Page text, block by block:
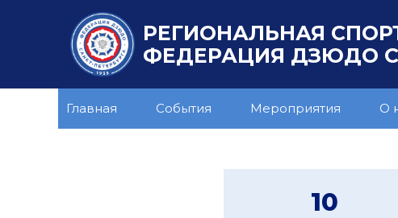
РЕГИОНАЛЬНАЯ
ФЕДЕРАЦИЯ ДЗЮДО
Главная События Мероприятия О
10